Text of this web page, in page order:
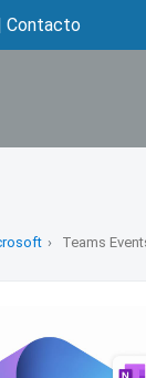
Contacto
Teams